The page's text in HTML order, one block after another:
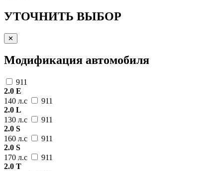
УТОЧНИТЬ ВЫБОР
✕
Модификация автомобиля
911
2.0 E
140 л.с
911
2.0 L
130 л.с
911
2.0 S
160 л.с
911
2.0 S
170 л.с
911
2.0 T